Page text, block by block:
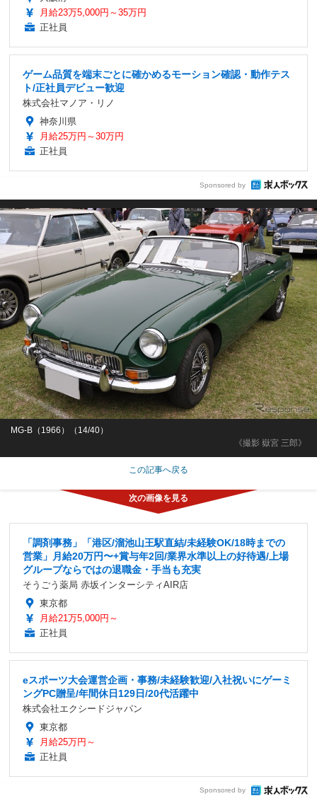
月給23万5,000円～35万円
正社員
ゲーム品質を端末ごとに確かめるモーション確認・動作テス
ト/正社員デビュー歓迎
株式会社マノア・リノ
神奈川県
月給25万円～30万円
正社員
Sponsored by
《撮影 嶽宮 三郎》
MG-B（1966）（14/40）
この記事へ戻る
「調剤事務」「港区/溜池山王駅直結/未経験OK/18時までの
営業」月給20万円〜+賞与年2回/業界水準以上の好待遇/上場
グループならではの退職金・手当も充実
そうごう薬局 赤坂インターシティAIR店
東京都
月給21万5,000円～
正社員
eスポーツ大会運営企画・事務/未経験歓迎/入社祝いにゲーミ
ングPC贈呈/年間休日129日/20代活躍中
株式会社エクシードジャパン
東京都
月給25万円～
正社員
Sponsored by